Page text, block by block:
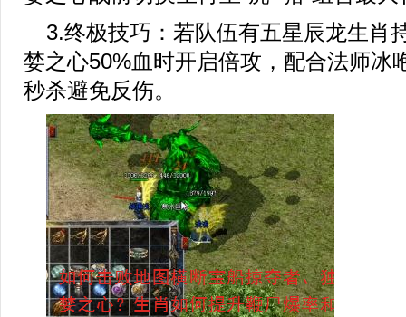
3.终极技巧：若队伍有五星辰龙生肖
婪之心50%血时开启倍攻，配合法师冰
秒杀避免反伤。